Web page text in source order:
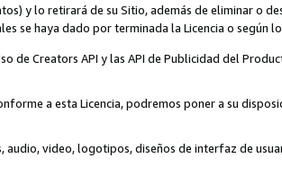
y lo retirará de su Sitio, además de eliminar o
se haya dado por terminada la Licencia o según
de Creators API y las API de Publicidad del
a esta Licencia, podremos poner a su
audio, video, logotipos, diseños de interfaz de